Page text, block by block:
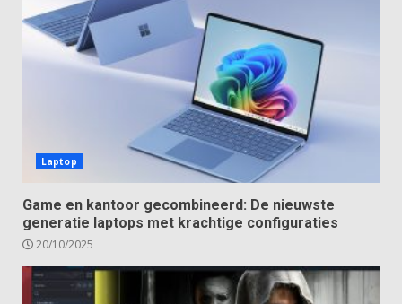
Laptop
Game en kantoor gecombineerd: De nieuwste
generatie laptops met krachtige configuraties
20/10/2025